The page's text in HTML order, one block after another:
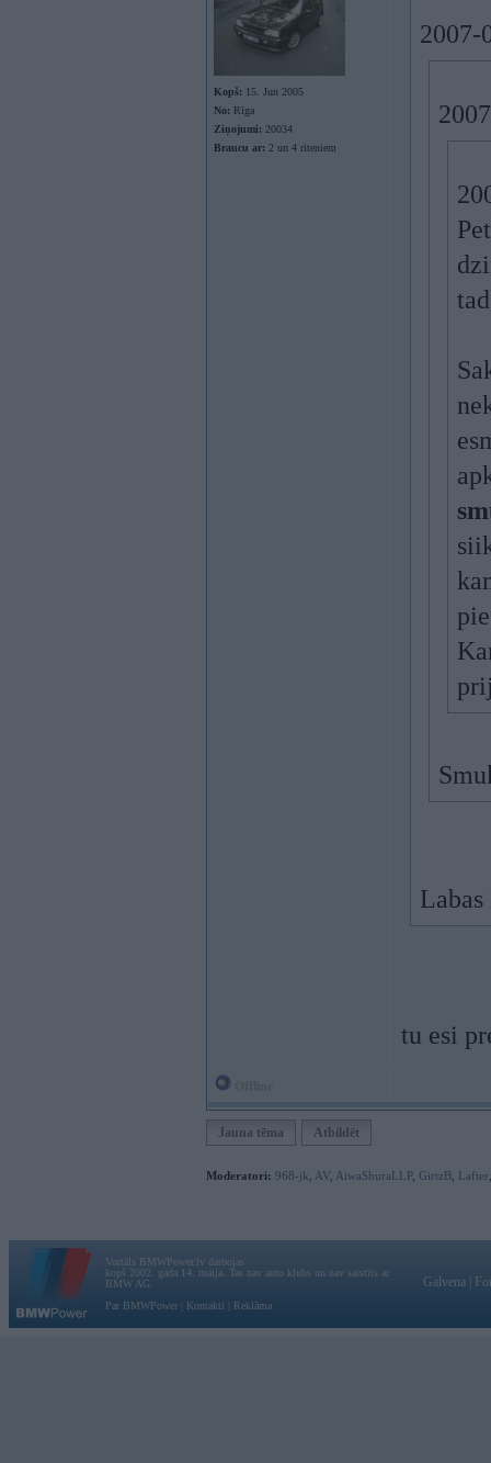
Kopš: 15. Jun 2005
No: Rīga
Ziņojumi: 20034
Braucu ar: 2 un 4 riteniem
2007-
tu esi
Jauna tēma Atbildēt
Moderatori: 968-jk AV AiwaShuraLLP, GirtzB Lafter
Vortāls BMWPower.lv darbojas
kopš 2002. gada 14. maija. Tas nav auto klubs un nav saistīts ar
BMW AG.
Par BMWPower
Kontakti Reklāma
Galvena